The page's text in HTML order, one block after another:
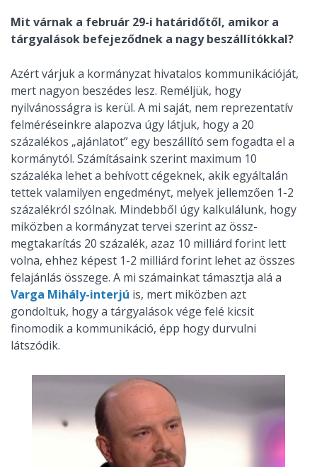
Mit várnak a február 29-i határidőtől, amikor a
tárgyalások befejeződnek a nagy beszállítókkal?
Azért várjuk a kormányzat hivatalos kommunikációját,
mert nagyon beszédes lesz. Reméljük, hogy
nyilvánosságra is kerül. A mi saját, nem reprezentatív
felméréseinkre alapozva úgy látjuk, hogy a 20
százalékos „ajánlatot” egy beszállító sem fogadta el a
kormánytól. Számításaink szerint maximum 10
százaléka lehet a behívott cégeknek, akik egyáltalán
tettek valamilyen engedményt, melyek jellemzően 1-2
százalékról szólnak. Mindebből úgy kalkulálunk, hogy
miközben a kormányzat tervei szerint az össz-
megtakarítás 20 százalék, azaz 10 milliárd forint lett
volna, ehhez képest 1-2 milliárd forint lehet az összes
felajánlás összege. A mi számainkat támasztja alá a
Varga Mihály-interjú is, mert miközben azt
gondoltuk, hogy a tárgyalások vége felé kicsit
finomodik a kommunikáció, épp hogy durvulni
látszódik.